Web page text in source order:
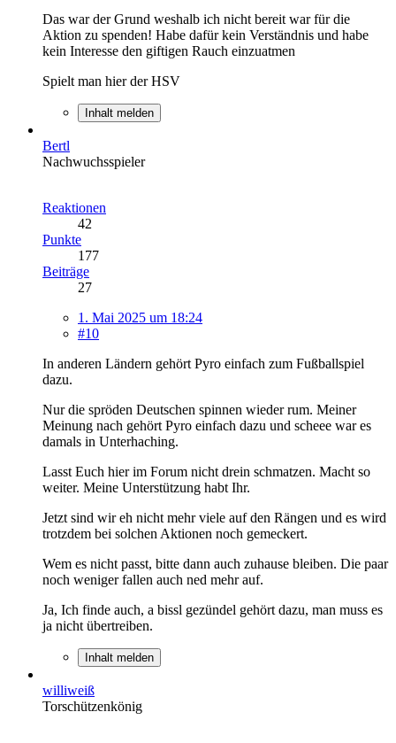
Das war der Grund weshalb ich nicht bereit war für die
Aktion zu spenden! Habe dafür kein Verständnis und habe
kein Interesse den giftigen Rauch einzuatmen
Spielt man hier der HSV
Inhalt melden
Bertl
Nachwuchsspieler
Reaktionen
42
Punkte
177
Beiträge
27
1. Mai 2025 um 18:24
#10
In anderen Ländern gehört Pyro einfach zum Fußballspiel
dazu.
Nur die spröden Deutschen spinnen wieder rum. Meiner
Meinung nach gehört Pyro einfach dazu und scheee war es
damals in Unterhaching.
Lasst Euch hier im Forum nicht drein schmatzen. Macht so
weiter. Meine Unterstützung habt Ihr.
Jetzt sind wir eh nicht mehr viele auf den Rängen und es wird
trotzdem bei solchen Aktionen noch gemeckert.
Wem es nicht passt, bitte dann auch zuhause bleiben. Die paar
noch weniger fallen auch ned mehr auf.
Ja, Ich finde auch, a bissl gezündel gehört dazu, man muss es
ja nicht übertreiben.
Inhalt melden
williweiß
Torschützenkönig